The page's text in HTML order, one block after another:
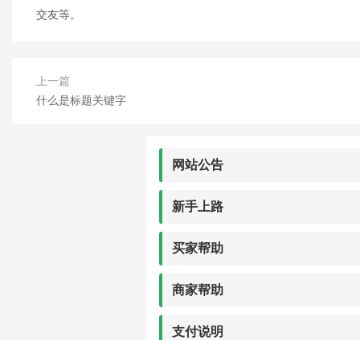
交友等。
上一篇
什么是标题关键字
网站公告
新手上路
买家帮助
商家帮助
支付说明